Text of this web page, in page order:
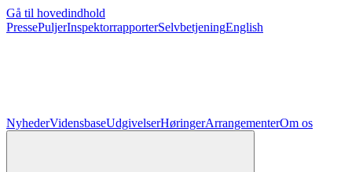
Gå til hovedindhold
PressePuljerInspektorrapporterSelvbetjeningEnglish
NyhederVidensbaseUdgivelserHøringerArrangementerOm os